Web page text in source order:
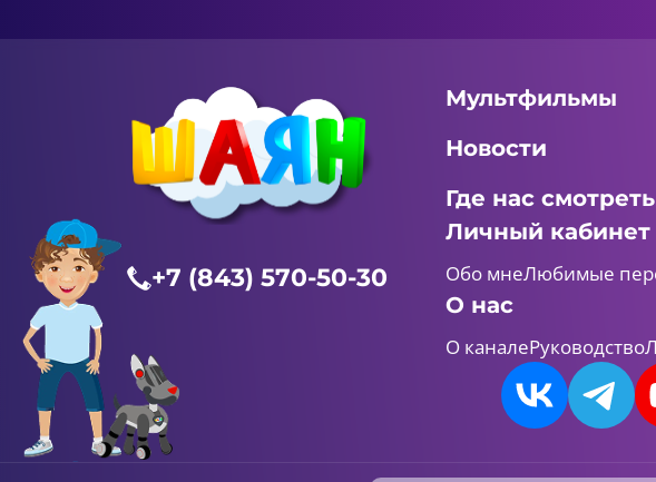
+7 (843) 570-50-30
Мультфильмы
Новости
Где нас смотреть
Личный кабинет
Обо мнеЛюбимые
О нас
О каналеРуководство